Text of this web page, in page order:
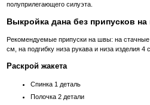
полуприлегающего силуэта.
Выкройка дана без припусков
Рекомендуемые припуски на швы: на
см, на подгибку низа рукава и низа изделия 4
Раскрой жакета
Спинка 1 деталь
Полочка 2 детали